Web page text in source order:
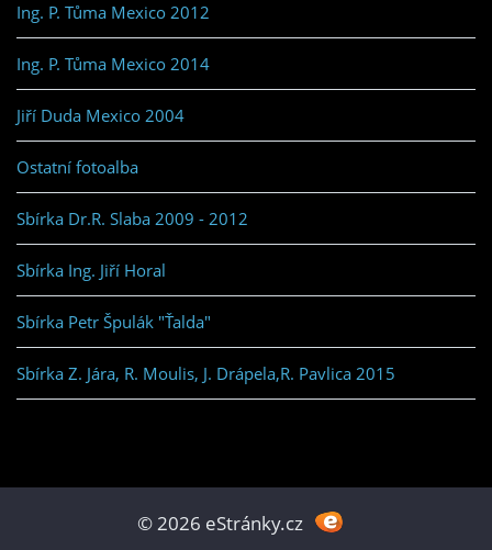
Ing. P. Tůma Mexico 2012
Ing. P. Tůma Mexico 2014
Jiří Duda Mexico 2004
Ostatní fotoalba
Sbírka Dr.R. Slaba 2009 - 2012
Sbírka Ing. Jiří Horal
Sbírka Petr Špulák "Ťalda"
Sbírka Z. Jára, R. Moulis, J. Drápela,R. Pavlica 2015
© 2026 eStránky.cz